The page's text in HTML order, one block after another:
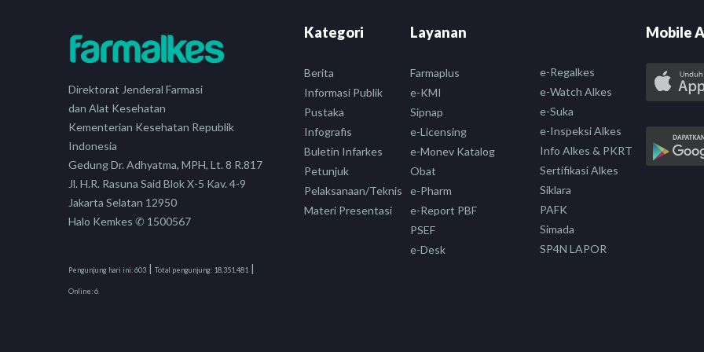
Direktorat Jenderal Farmasi
dan Alat Kesehatan
Kementerian Kesehatan Republik
Indonesia
Gedung Dr. Adhyatma, MPH, Lt. 8 R.817
Jl. H.R. Rasuna Said Blok X-5 Kav. 4-9
Jakarta Selatan 12950
Halo Kemkes ✆ 1500567
Pengunjung hari ini:603 | Total pengunjung: 18,351,481 |
Online:6
Kategori
Berita
Informasi Publik
Pustaka
Infografis
Buletin Infarkes
Petunjuk
Pelaksanaan/Teknis
Materi Presentasi
Layanan
Farmaplus
e-KMI
Sipnap
e-Licensing
e-Monev Katalog
Obat
e-Pharm
e-Report PBF
PSEF
e-Desk
e-Regalkes
e-Watch Alkes
e-Suka
e-Inspeksi Alkes
Info Alkes & PKRT
Sertifikasi Alkes
Siklara
PAFK
Simada
SP4N LAPOR
Mobile